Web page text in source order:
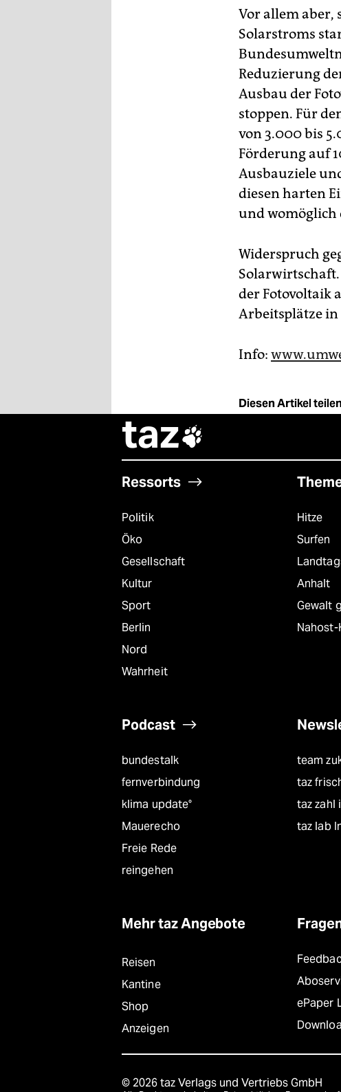
Vor allem aber,
Solarstroms
Reduzierung
Ausbau der
stoppen. Für
von 3.000 bis
Förderung auf
Ausbauziele
diesen harten
und womöglich
Widerspruch
der Fotovoltaik
Arbeitsplätze in
Info:
Diesen Artikel
taz
Ressorts
Politik
Öko
Gesellschaft
Kultur
Sport
Berlin
Nord
Wahrheit
Hitze
Surfen
Anhalt
Gewalt
Podcast
bundestalk
fernverbindung
klima update°
Mauerecho
Freie Rede
reingehen
team
taz
taz zahl
taz lab
Mehr taz Angebote
Reisen
Kantine
Shop
Anzeigen
ePaper
© 2026 taz Verlags und Vertriebs GmbH